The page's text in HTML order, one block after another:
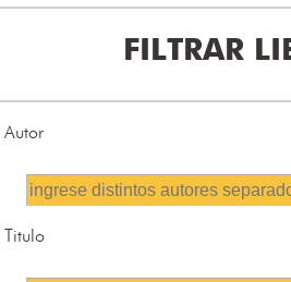
FILTRAR
Autor
Titulo